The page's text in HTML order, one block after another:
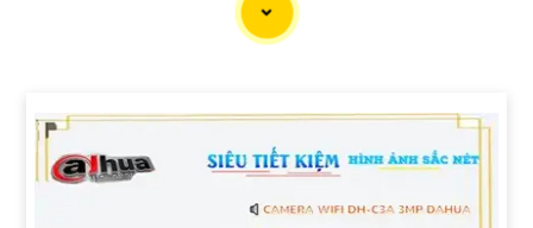
độ phân giải cao, ít nhất là 1080p để
không gây giựt lag.
4:
**Điều chỉnh góc quay và zoom**: Cân nhắc điều
chỉnh góc quay của camera sao cho phủ đầy đủ khu
vực cần quan sát và thử nghiệm chất lượng hình ảnh